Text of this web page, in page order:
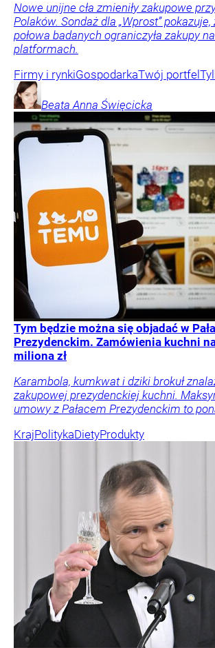
Nowe unijne cła zmieniły zakupowe
Polaków. Sondaż dla „Wprost”
połowa badanych ograniczyła zakupy
platformach.
Firmy i rynkiGospodarkaTwój portfel
Beata Anna Święcicka
Tym będzie można się objadać w
Prezydenckim. Zamówienia kuchni
miliona zł
Karambola, kumkwat i dziki brokuł
zakupowej prezydenckiej kuchni.
umowy z Pałacem Prezydenckim to
KrajPolitykaDietyProdukty